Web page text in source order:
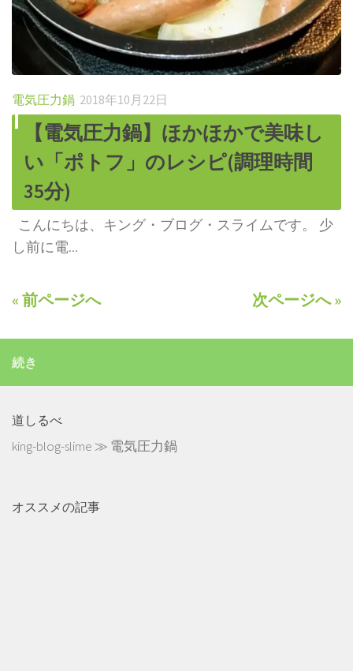
電気圧力鍋 2018年10月22日
【電気圧力鍋】ほかほかで美味し
い「ポトフ」のレシピ(調理時間
35分)
こんにちは、キング・ブログ・スライムです。 少
し前に電...
« 前ページへ 次ページへ »
続き
道しるべ
king-blog-slime ≫ 電気圧力鍋
オススメの記事